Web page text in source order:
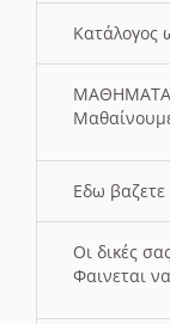
Κατάλογος
ΜΑΘΗΜΑΤΑ
Εδω βαζετε
Οι δικές
Φαινεται